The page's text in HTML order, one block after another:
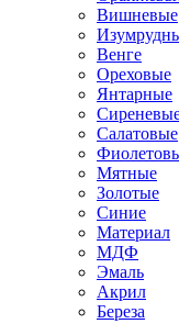
Вишневые
Венге
Ореховые
Янтарные
Салатовые
Мятные
Золотые
Синие
Материал
МДФ
Эмаль
Акрил
Береза